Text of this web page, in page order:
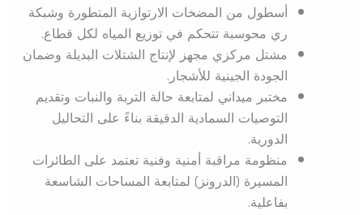
أسطول من المضخات الارتوازية المتطورة وشبكة
ري محوسبة تتحكم في توزيع المياه لكل قطاع.
مشتل مركزي مجهز لإنتاج الشتلات البديلة وضمان
الجودة الجينية للأشجار.
مختبر ميداني لمتابعة حالة التربة والنبات وتقديم
التوصيات السمادية الدقيقة بناءً على التحاليل
الدورية.
منظومة مراقبة أمنية وفنية تعتمد على الطائرات
المسيرة (الدرونز) لمتابعة المساحات الشاسعة
بفاعلية.